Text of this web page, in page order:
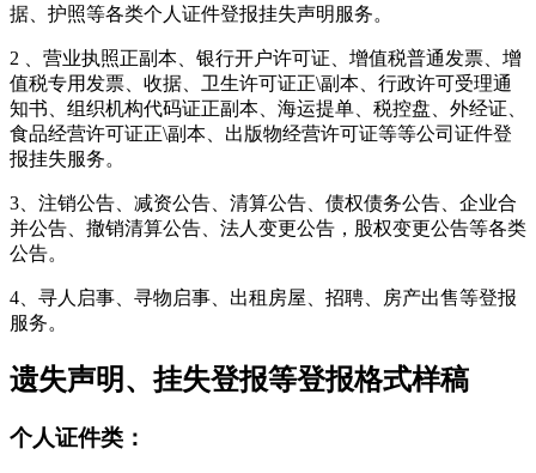
据、护照等各类个人证件登报挂失声明服务。
2 、营业执照正副本、银行开户许可证、增值税普通发票、增
值税专用发票、收据、卫生许可证正\副本、行政许可受理通
知书、组织机构代码证正副本、海运提单、税控盘、外经证、
食品经营许可证正\副本、出版物经营许可证等等公司证件登
报挂失服务。
3、注销公告、减资公告、清算公告、债权债务公告、企业合
并公告、撤销清算公告、法人变更公告，股权变更公告等各类
公告。
4、寻人启事、寻物启事、出租房屋、招聘、房产出售等登报
服务。
遗失声明、挂失登报等登报格式样稿
个人证件类：